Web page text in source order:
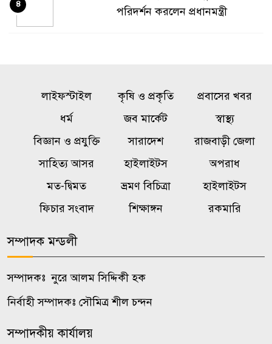
পরিদর্শন করলেন প্রধানমন্ত্রী
৪
দুই দিন রোম বিমানবন্দরে আটকে
থাকার পর ঢাকায় ফিরলেন বিমানের
যাত্রীরা
নওগাঁয় বিজিবির উদ্যোগে মাসব্যাপী
কারিগরি প্রশিক্ষণ শুরু
৮
বাবাকে শেষ বিদায় জানাতে
রোজারিওতে মেসি, ডি পলের গোল
লাইফস্টাইল কৃষি ও প্রকৃতি
প্রবাসের খবর
ধর্ম
জব মার্কেট
স্বাস্থ্য
বিজ্ঞান ও প্রযুক্তি
সারাদেশ
রাজবাড়ী জেলা
সাহিত্য আসর
হাইলাইটস
অপরাধ
মত-দ্বিমত
ভ্রমণ বিচিত্রা
হাইলাইটস
ফিচার সংবাদ
শিক্ষাঙ্গন রকমারি
সম্পাদক মন্ডলী
সম্পাদকঃ নুরে আলম সিদ্দিকী হক
নির্বাহী সম্পাদকঃ সৌমিত্র শীল চন্দন
সম্পাদকীয় কার্যালয়